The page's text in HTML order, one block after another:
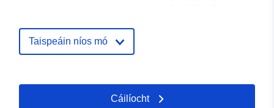
https://
2026
Nuashonraithe ar data.europa.eu:
Taispeáin níos mó
Cáilíocht